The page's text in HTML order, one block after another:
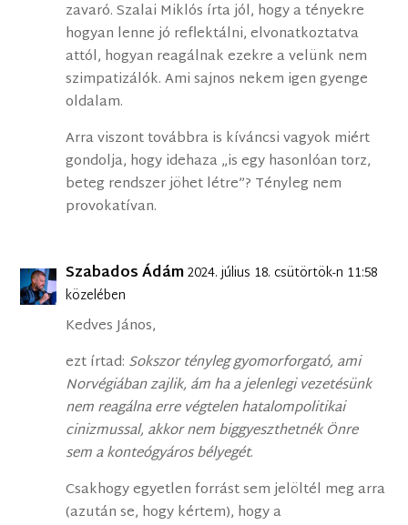
zavaró. Szalai Miklós írta jól, hogy a tényekre
hogyan lenne jó reflektálni, elvonatkoztatva
attól, hogyan reagálnak ezekre a velünk nem
szimpatizálók. Ami sajnos nekem igen gyenge
oldalam.
Arra viszont továbbra is kíváncsi vagyok miért
gondolja, hogy idehaza „is egy hasonlóan torz,
beteg rendszer jöhet létre”? Tényleg nem
provokatívan.
Szabados Ádám2024. július 18. csütörtök-n 11:58
közelében
Kedves János,
ezt írtad: Sokszor tényleg gyomorforgató, ami
Norvégiában zajlik, ám ha a jelenlegi vezetésünk
nem reagálna erre végtelen hatalompolitikai
cinizmussal, akkor nem biggyeszthetnék Önre
sem a konteógyáros bélyegét.
Csakhogy egyetlen forrást sem jelöltél meg arra
(azután se, hogy kértem), hogy a